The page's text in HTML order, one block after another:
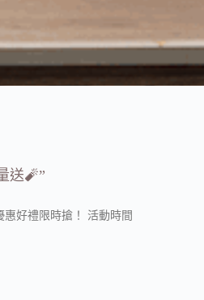
送🧨”
好禮限時搶！ 活動時間